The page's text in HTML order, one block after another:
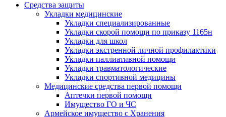
Средства защиты
Укладки медицинские
Укладки специализированные
Укладки скорой помощи по приказу 1165н
Укладки для школ
Укладки экстренной личной профилактики
Укладки паллиативной помощи
Укладки травматологические
Укладки спортивной медицины
Медицинские средства первой помощи
Аптечки первой помощи
Имущество ГО и ЧС
Армейское имущество с Хранения